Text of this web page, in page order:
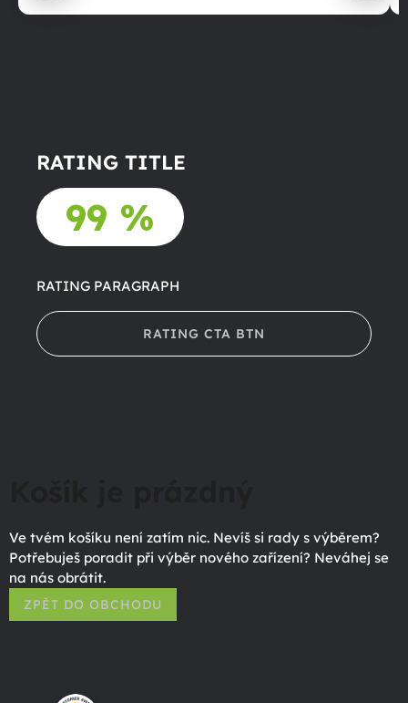
RATING TITLE
99 %
RATING PARAGRAPH
RATING CTA BTN
Ve tvém košíku není zatím nic. Nevíš si rady s výběrem?
Potřebuješ poradit při výběr nového zařízení? Neváhej se
na nás obrátit.
ZPĚT DO OBCHODU